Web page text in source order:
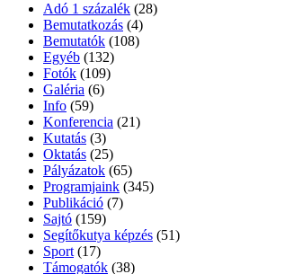
Adó 1 százalék (28)
Bemutatkozás (4)
Bemutatók (108)
Egyéb (132)
Fotók (109)
Galéria (6)
Info (59)
Konferencia (21)
Kutatás (3)
Oktatás (25)
Pályázatok (65)
Programjaink (345)
Publikáció (7)
Sajtó (159)
Segítőkutya képzés (51)
Sport (17)
Támogatók (38)